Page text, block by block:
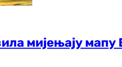
мијењају мапу